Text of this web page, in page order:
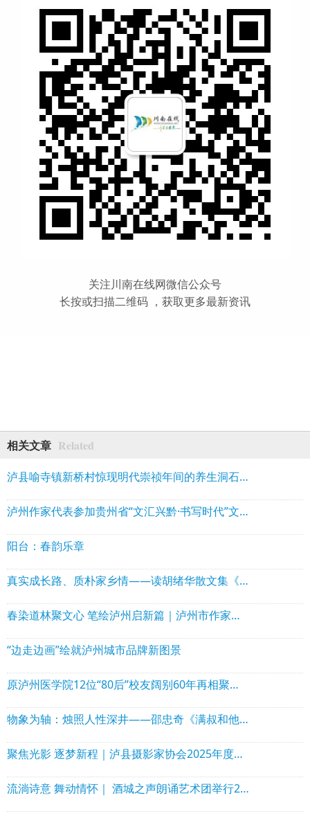
关注川南在线网微信公众号
长按或扫描二维码 ，获取更多最新资讯
相关文章 Related
泸县喻寺镇新桥村惊现明代崇祯年间的养生洞石刻
泸州作家代表参加贵州省“文汇兴黔·书写时代”文学名家采风行活动
阳台：春韵乐章
真实成长路、质朴家乡情——读胡绪华散文集《走出小水河》
春染道林聚文心 笔绘泸州启新篇｜泸州市作家协会理事会走进泸县石桥镇道林沟 祥音奖2万元花落陈言熔
“边走边画”绘就泸州城市品牌新图景
原泸州医学院12位“80后”校友阔别60年再相聚！赠送“西南核医赋”！
物象为轴：烛照人性深井——邵忠奇《满叔和他的矿山》出版
聚焦光影 逐梦新程｜泸县摄影家协会2025年度年会圆满举行
流淌诗意 舞动情怀｜ 酒城之声朗诵艺术团举行2025年年会暨文艺演出活动